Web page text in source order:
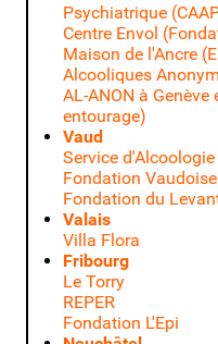
Psychiatrique
Centre Envol
Maison de l'Ancre
Alcooliques
AL-ANON à
entourage)
Vaud
Service d'Alcoologie
Fondation
Fondation du
Valais
Villa Flora
Fribourg
Le Torry
REPER
Fondation L'Epi